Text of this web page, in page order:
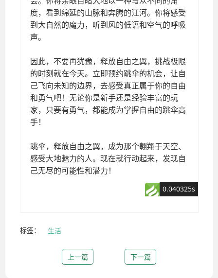
标签： 生活
上一篇 下一篇